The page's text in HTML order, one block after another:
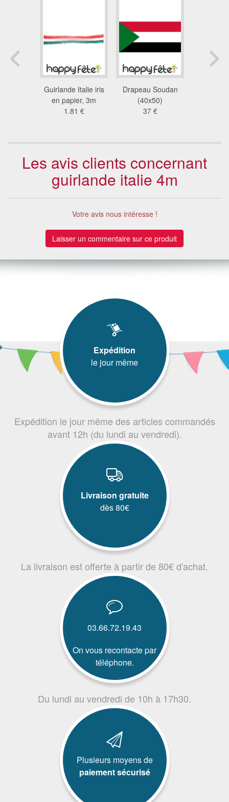
Guirlande Italie iris
en papier, 3m
1.81 €
Drapeau Soudan
(40x50)
37 €
Les avis clients concernant
guirlande italie 4m
Votre avis nous intéresse !
Laisser un commentaire sur ce produit
Expédition
le jour même
Expédition le jour même des articles commandés
avant 12h (du lundi au vendredi).
Livraison gratuite
dès 80€
La livraison est offerte à partir de 80€ d'achat.
03.66.72.19.43
On vous recontacte par
téléphone.
Du lundi au vendredi de 10h à 17h30.
Plusieurs moyens de
paiement sécurisé